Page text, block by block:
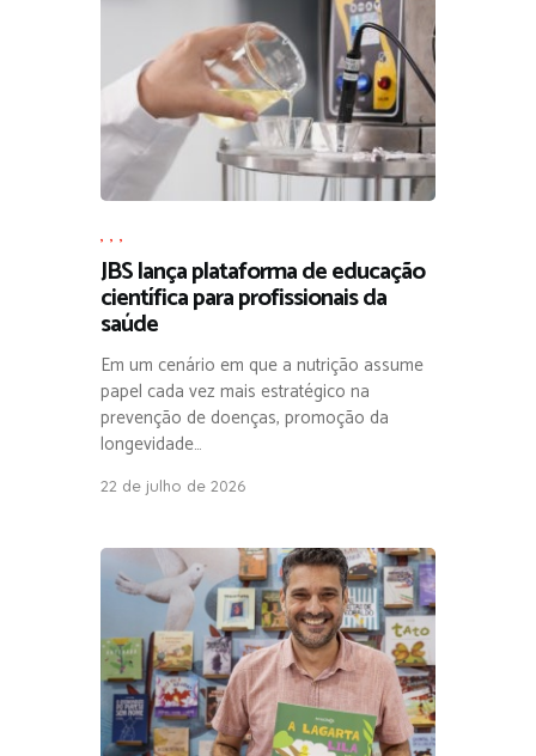
, , ,
JBS lança plataforma de educação
científica para profissionais da
saúde
Em um cenário em que a nutrição assume
papel cada vez mais estratégico na
prevenção de doenças, promoção da
longevidade…
22 de julho de 2026